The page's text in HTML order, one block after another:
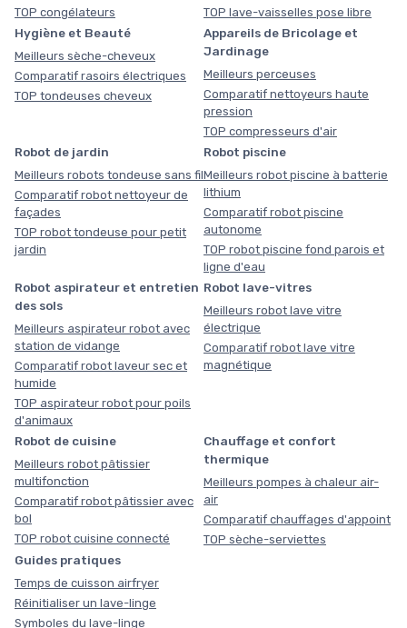
TOP congélateurs
TOP lave-vaisselles pose libre
Hygiène et Beauté
Meilleurs sèche-cheveux
Comparatif rasoirs électriques
TOP tondeuses cheveux
Appareils de Bricolage et
Jardinage
Meilleurs perceuses
Comparatif nettoyeurs haute
pression
TOP compresseurs d'air
Robot de jardin
Meilleurs robots tondeuse sans fil
Comparatif robot nettoyeur de
façades
TOP robot tondeuse pour petit
jardin
Robot piscine
Meilleurs robot piscine à batterie
lithium
Comparatif robot piscine
autonome
TOP robot piscine fond parois et
ligne d'eau
Robot aspirateur et entretien
des sols
Meilleurs aspirateur robot avec
station de vidange
Comparatif robot laveur sec et
humide
TOP aspirateur robot pour poils
d'animaux
Robot lave-vitres
Meilleurs robot lave vitre
électrique
Comparatif robot lave vitre
magnétique
Robot de cuisine
Meilleurs robot pâtissier
multifonction
Comparatif robot pâtissier avec
bol
TOP robot cuisine connecté
Chauffage et confort
thermique
Meilleurs pompes à chaleur air-
air
Comparatif chauffages d'appoint
TOP sèche-serviettes
Guides pratiques
Temps de cuisson airfryer
Réinitialiser un lave-linge
Symboles du lave-linge